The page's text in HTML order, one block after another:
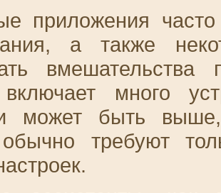
приложения часто
а также
много
может быть
требуют